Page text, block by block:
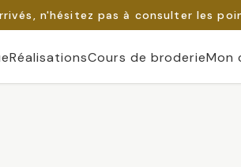
n'hésitez pas à consulter les
RéalisationsCours de broderieMon